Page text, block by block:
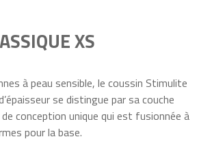
XS
à peau sensible, le coussin Stimulite
se distingue par sa couche
conception unique qui est fusionnée à
pour la base.